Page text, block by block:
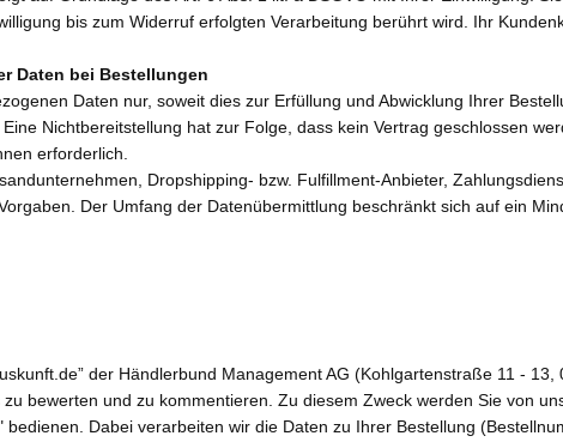
bis zum Widerruf erfolgten Verarbeitung berührt wird. Ihr
Daten bei Bestellungen
Daten nur, soweit dies zur Erfüllung und Abwicklung Ihrer
Nichtbereitstellung hat zur Folge, dass kein Vertrag geschlossen
erforderlich.
Dropshipping- bzw. Fulfillment-Anbieter,
Der Umfang der Datenübermittlung beschränkt sich auf ein
der Händlerbund Management AG (Kohlgartenstraße 11 - 13,
bewerten und zu kommentieren. Zu diesem Zweck werden Sie von
bedienen. Dabei verarbeiten wir die Daten zu Ihrer Bestellung